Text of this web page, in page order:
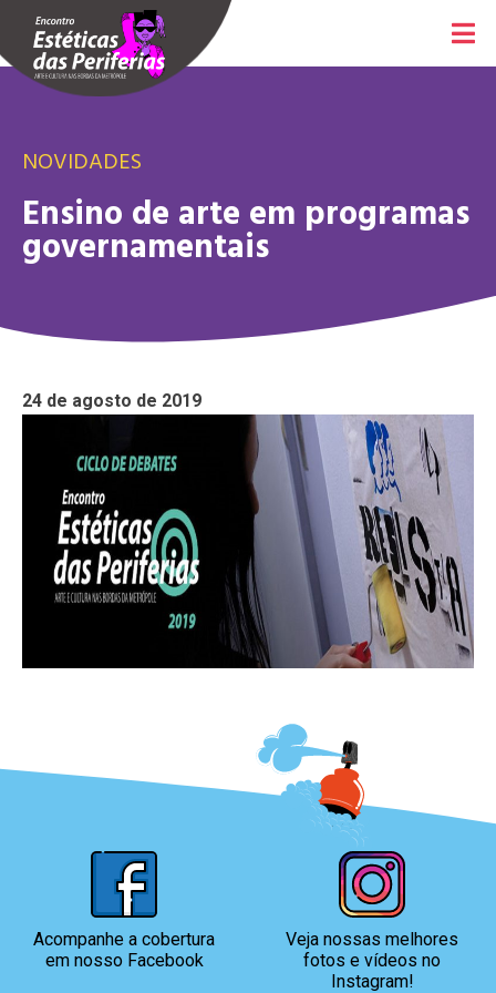
NOVIDADES
Ensino de arte em programas
governamentais
24 de agosto de 2019
Acompanhe a cobertura
em nosso Facebook
Veja nossas melhores
fotos e vídeos no
Instagram!